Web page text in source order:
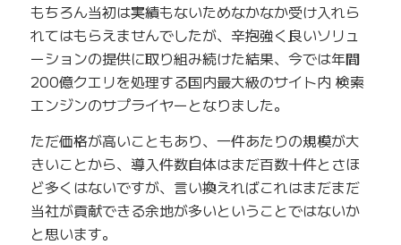
もちろん当初は実績もないためなかなか受け入れら
れてはもらえませんでしたが、辛抱強く良いソリュ
ーションの提供に取り組み続けた結果、今では年間
200億クエリを処理する国内最大級のサイト内 検索
エンジンのサプライヤーとなりました。
ただ価格が高いこともあり、一件あたりの規模が大
きいことから、導入件数自体はまだ百数十件とさほ
ど多くはないですが、言い換えればこれはまだまだ
当社が貢献できる余地が多いということではないか
と思います。